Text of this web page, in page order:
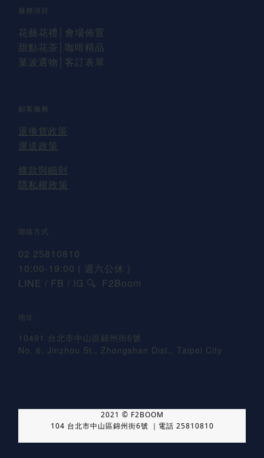
服務項目
花藝花禮
│會場佈置
甜點花茶│咖啡精品
菓波選物
客訂表單
顧客服務
退換貨政策
運送 政策
條款與細則
隱私權政策
聯絡方式
02 25810810
10:00-19:00 ( 週六公休 )
LINE / FB / IG 🔍 F2Boom
地址
10491 台北市中山區錦州街6號
No. 6, Jinzhou St., Zhongshan Dist., Taipei City
2021 © F2BOOM
104 台北市中山區錦州街6號 ｜電話 25810810